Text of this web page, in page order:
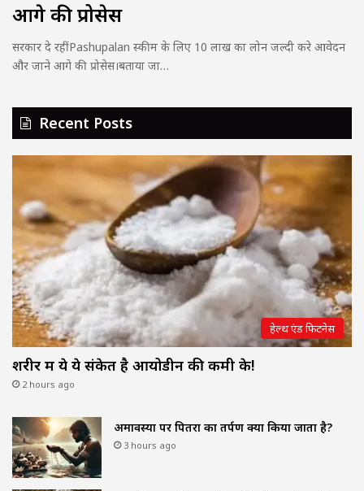
आगे की प्रोसेस
सरकार दे रहीं Pashupalan स्कीम के लिए 10 लाख का लोन जल्दी करे आवेदन
और जाने आगे की प्रोसेस।बताया जा…
Recent Posts
हेल्थ एंड फिटनेस
शरीर में ये ये संकेत है आयोडीन की कमी के!
2 hours ago
अमावस्या पर पितरों का तर्पण क्यों किया जाता है?
3 hours ago